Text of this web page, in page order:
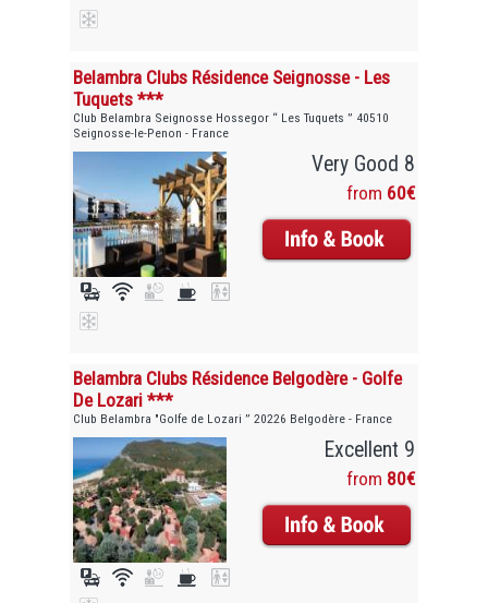
Belambra Clubs Résidence Seignosse - Les
Tuquets ***
Club Belambra Seignosse Hossegor “ Les Tuquets ” 40510
Seignosse-le-Penon - France
Very Good 8
from 60€
Belambra Clubs Résidence Belgodère - Golfe
De Lozari ***
Club Belambra "Golfe de Lozari ” 20226 Belgodère - France
Excellent 9
from 80€